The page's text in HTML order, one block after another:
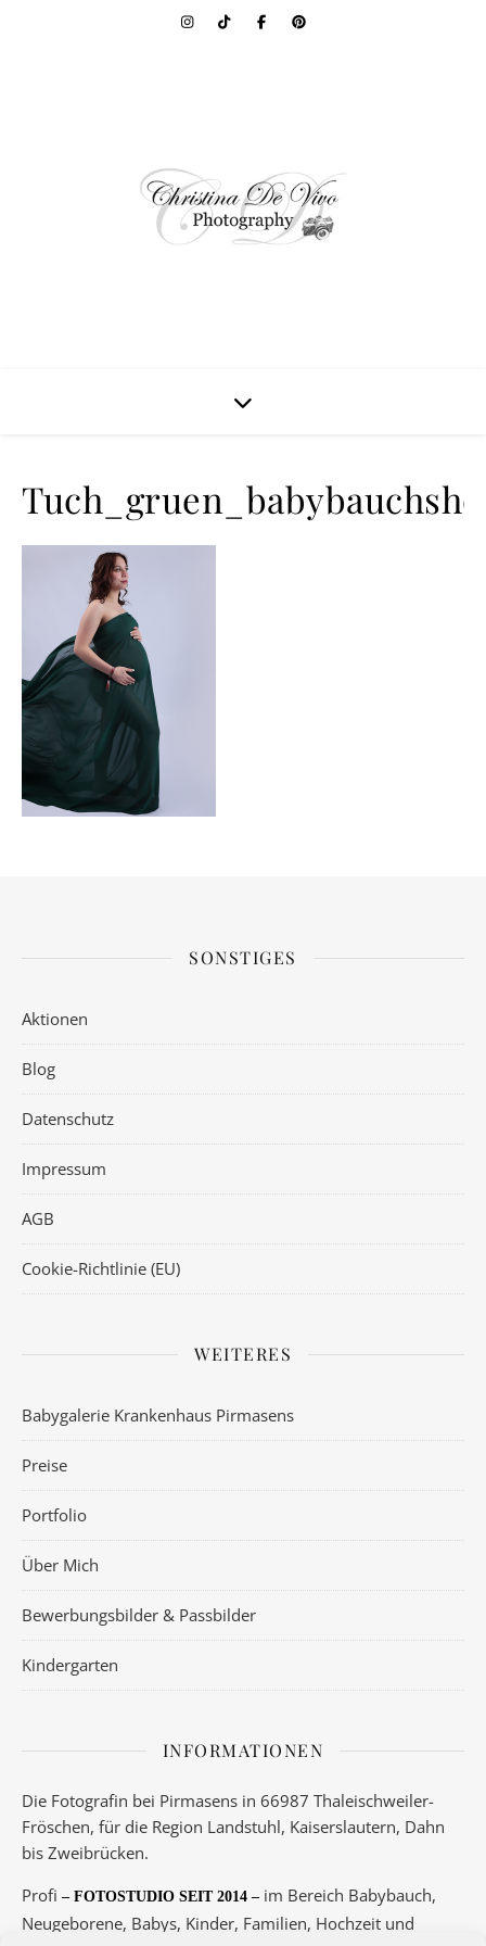
SONSTIGES
Aktionen
Blog
Datenschutz
Impressum
AGB
Cookie-Richtlinie (EU)
WEITERES
Babygalerie Krankenhaus Pirmasens
Preise
Portfolio
Über Mich
Bewerbungsbilder & Passbilder
Kindergarten
INFORMATIONEN
Die Fotografin bei Pirmasens in 66987 Thaleischweiler-
Fröschen, für die Region Landstuhl, Kaiserslautern, Dahn
bis Zweibrücken.
Profi – FOTOSTUDIO SEIT 2014 – im Bereich Babybauch,
Neugeborene, Babys, Kinder, Familien, Hochzeit und